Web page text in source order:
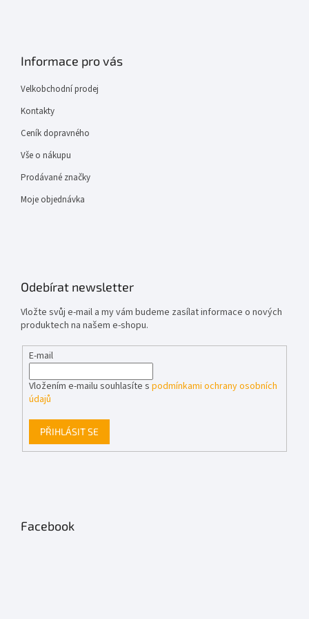
Informace pro vás
Velkobchodní prodej
Kontakty
Ceník dopravného
Vše o nákupu
Prodávané značky
Moje objednávka
Odebírat newsletter
Vložte svůj e-mail a my vám budeme zasílat informace o nových
produktech na našem e-shopu.
E-mail
Vložením e-mailu souhlasíte s podmínkami ochrany osobních
údajů
PŘIHLÁSIT SE
Facebook